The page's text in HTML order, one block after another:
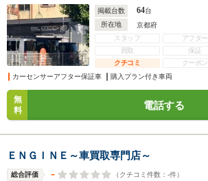
掲載台数 64台
所在地
京都府
スタッフ
アフター
買取
保証
クチコミ
クーポン
カーセンサーアフター保証車
購入プラン付き車両
無
料
電話する
ＥＮＧＩＮＥ～車買取専門店～
総合評価 - （クチコミ件数： -件）